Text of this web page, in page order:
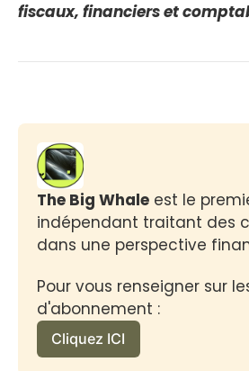
fiscaux, financiers et
The Big Whale est le
indépendant traitant des
dans une perspective
Pour vous renseigner sur
d'abonnement :
Cliquez ICI